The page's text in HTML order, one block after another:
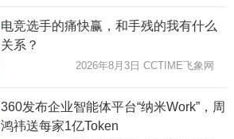
电竞选手的痛快赢，和手残的我有什么
关系？
2026年8月3日 CCTIME飞象网
360发布企业智能体平台“纳米Work”，周
鸿祎送每家1亿Token